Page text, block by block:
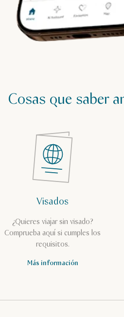
Cosas que saber
Visados
¿Quieres viajar sin visado?
Comprueba aquí si cumples los
requisitos.
Más información